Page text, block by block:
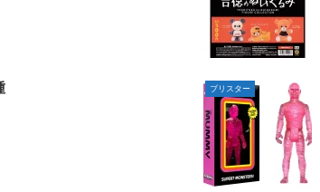
ブリスター